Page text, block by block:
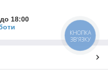
18:00
КНОПКА
ЗВ'ЯЗКУ